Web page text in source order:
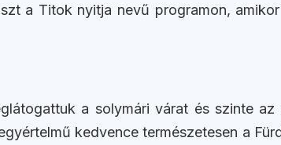
a Titok nyitja nevű programon,
a solymári várat és szinte
kedvence természetesen a